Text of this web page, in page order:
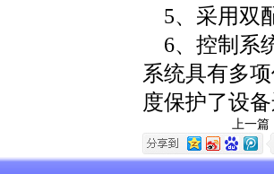
5、采用双
6、控制系
系统具有多
度保护了设
上一篇